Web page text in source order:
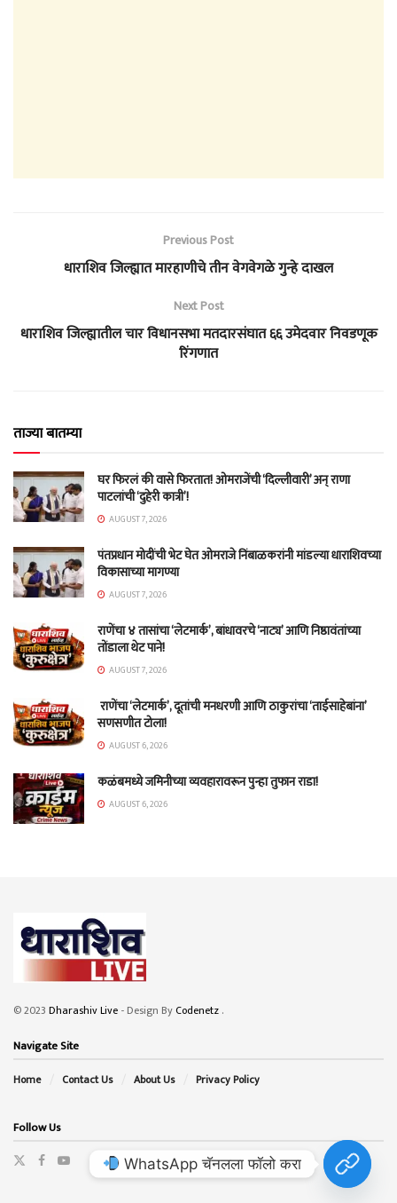
Previous Post
धाराशिव जिल्ह्यात मारहाणीचे तीन वेगवेगळे गुन्हे दाखल
Next Post
धाराशिव जिल्ह्यातील चार विधानसभा मतदारसंघात ६६ उमेदवार निवडणूक
रिंगणात
ताज्या बातम्या
घर फिरलं की वासे फिरतात! ओमराजेंची ‘दिल्लीवारी’ अन् राणा
पाटलांची ‘दुहेरी कात्री’!
AUGUST 7, 2026
पंतप्रधान मोदींची भेट घेत ओमराजे निंबाळकरांनी मांडल्या धाराशिवच्या
विकासाच्या मागण्या
AUGUST 7, 2026
राणेंचा ४ तासांचा ‘लेटमार्क’, बांधावरचे ‘नाट्य’ आणि निष्ठावंतांच्या
तोंडाला थेट पाने!
AUGUST 7, 2026
राणेंचा ‘लेटमार्क’, दूतांची मनधरणी आणि ठाकुरांचा ‘ताईसाहेबांना’
सणसणीत टोला!
AUGUST 6, 2026
कळंबमध्ये जमिनीच्या व्यवहारावरून पुन्हा तुफान राडा!
AUGUST 6, 2026
© 2023 Dharashiv Live - Design ByCodenetz .
Navigate Site
Home Contact Us About Us Privacy Policy
Follow Us
WhatsApp चॅनलला फॉलो करा